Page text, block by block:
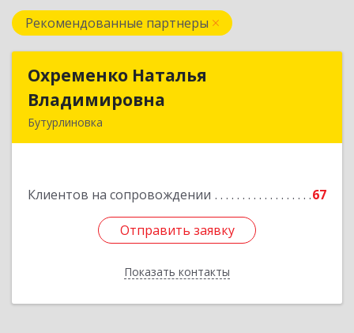
Рекомендованные партнеры
Охременко Наталья
Владимировна
Бутурлиновка
Клиентов на сопровождении 67
Отправить заявку
Показать контакты
Охременко Наталья
Отправить заявку
Назад